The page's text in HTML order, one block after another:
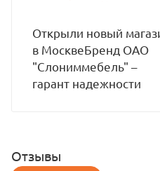
Открыли новый
в МосквеБренд ОАО
"Слониммебель" –
гарант надежности
Отзывы